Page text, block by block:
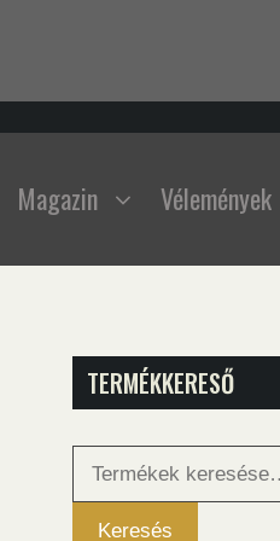
Magazin Vélemények
TERMÉKKERESŐ
Keresés
Keresés